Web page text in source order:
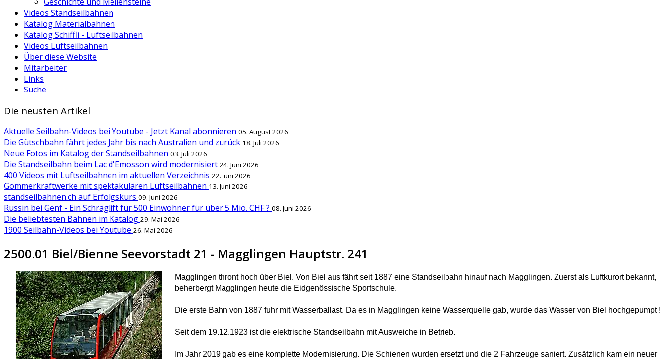
Videos Standseilbahnen
Katalog Materialbahnen
Katalog Schiffli - Luftseilbahnen
Videos Luftseilbahnen
Über diese Website
Mitarbeiter
Links
Suche
Die neusten Artikel
Aktuelle Seilbahn-Videos bei Youtube - Jetzt Kanal abonnieren 05. August 2026
Die Gütschbahn fährt jedes Jahr bis nach Australien und zurück 18. Juli 2026
Neue Fotos im Katalog der Standseilbahnen 03. Juli 2026
Die Standseilbahn beim Lac d'Emosson wird modernisiert 24. Juni 2026
400 Videos mit Luftseilbahnen im aktuellen Verzeichnis 22. Juni 2026
Gommerkraftwerke mit spektakulären Luftseilbahnen 13. Juni 2026
standseilbahnen.ch auf Erfolgskurs 09. Juni 2026
Russin bei Genf - Ein Schräglift für 500 Einwohner für über 5 Mio. CHF ? 08. Juni 2026
Die beliebtesten Bahnen im Katalog 29. Mai 2026
1900 Seilbahn-Videos bei Youtube 26. Mai 2026
2500.01 Biel/Bienne Seevorstadt 21 - Magglingen Hauptstr. 241
Magglingen thront hoch über Biel. Von Biel aus fährt seit 1887 eine Standseilbahn hinauf nach Magglingen. Zuerst als Luftkurort bekannt,
beherbergt Magglingen heute die Eidgenössische Sportschule.
Die erste Bahn von 1887 fuhr mit Wasserballast. Da es in Magglingen keine Wasserquelle gab, wurde das Wasser von Biel hochgepumpt !
Seit dem 19.12.1923 ist die elektrische Standseilbahn mit Ausweiche in Betrieb.
Im Jahr 2019 gab es eine komplette Modernisierung. Die Schienen wurden ersetzt und die 2 Fahrzeuge saniert. Zusätzlich kam ein neuer